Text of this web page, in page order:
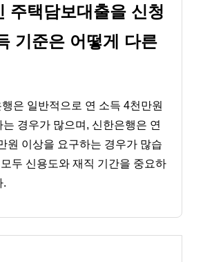
주택담보대출을 신청
기준은 어떻게 다른
은 일반적으로 연 소득 4천만원
경우가 많으며, 신한은행은 연
원 이상을 요구하는 경우가 많습
두 신용도와 재직 기간을 중요하
.